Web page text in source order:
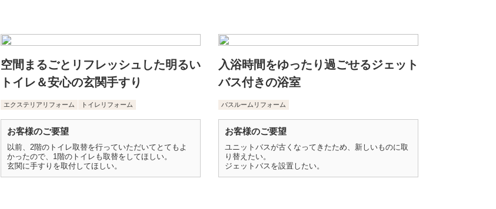
空間まるごとリフレッシュした明るい
トイレ＆安心の玄関手すり
エクステリアリフォーム トイレリフォーム
お客様のご要望
以前、2階のトイレ取替を行っていただいてとてもよ
かったので、1階のトイレも取替をしてほしい。
玄関に手すりを取付してほしい。
入浴時間をゆったり過ごせるジェット
バス付きの浴室
バスルームリフォーム
お客様のご要望
ユニットバスが古くなってきたため、新しいものに取
り替えたい。
ジェットバスを設置したい。